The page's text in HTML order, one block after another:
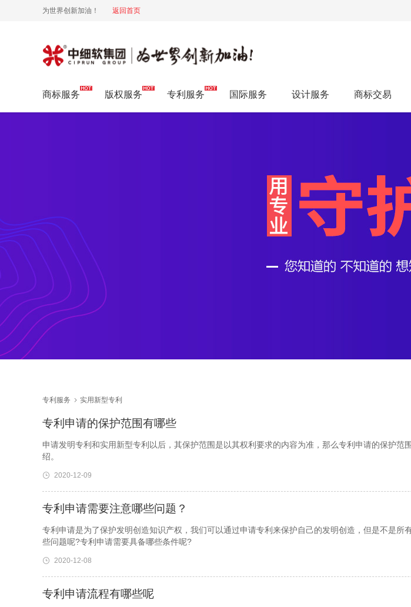
为世界创新加油！ 返回首页
实用新型专利
商标服务 版权服务 专利服务 国际服务 设计服务 商标交易
专利服务 实用新型专利
专利申请​的保护范围有哪些
申请发明专利和实用新型专利以后，其保护范围是以其权利要求的内容为准，那么专利申请的保护范
绍。
2020-12-09
专利申请需要注意哪些问题？
专利申请是为了保护发明创造知识产权，我们可以通过申请专利来保护自己的发明创造，但是不是所
些问题呢?专利申请需要具备哪些条件呢?
2020-12-08
专利申请流程有哪些呢